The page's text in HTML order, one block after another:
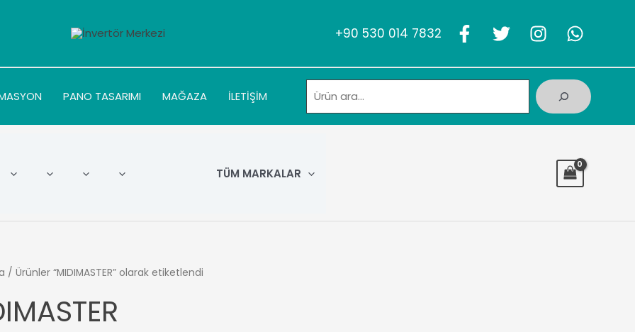
+90 530 014 7832
PANO TASARIMI MAĞAZA İLETİŞİM
TÜM MARKALAR
/ Ürünler “MIDIMASTER” olarak etiketlendi